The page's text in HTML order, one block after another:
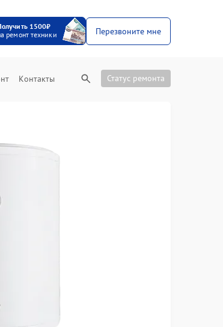
1500₽
ремонт техники
Перезвоните мне
Контакты Статус ремонта